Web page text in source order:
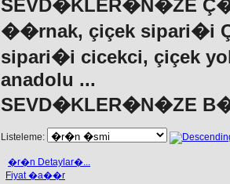
SEVD�KLER�N�ZE
��rnak, çiçek sipari�i
sipari�i cicekci, çiçek
anadolu ...
SEVD�KLER�N�ZE
Listeleme:
�r�n Detaylar�...
Fiyat �a��r